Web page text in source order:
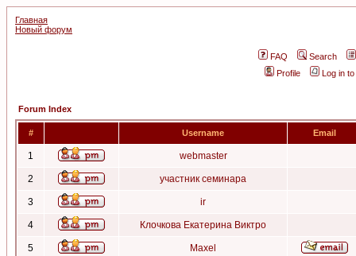
Главная
Новый форум
FAQ
Search
Profile
Log in
Forum Index
# Username Email
1 webmaster
2 участник семинара
3 ir
4 Клочкова Екатерина Виктро
5 Maxel